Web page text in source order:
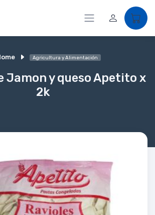
Agricultura y Alimentación
Jamon y queso Apetito x
2k